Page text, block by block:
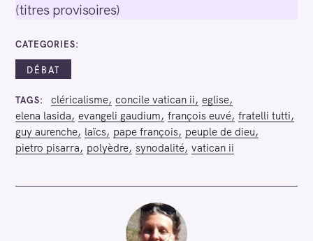
(titres provisoires)
CATEGORIES
DÉBAT
TAGS cléricalisme concile vatican ii eglise
elena lasida evangeli gaudium françois euvé fratelli tutti
guy aurenche laïcs pape françois peuple de dieu
pietro pisarra
polyèdre synodalité vatican ii